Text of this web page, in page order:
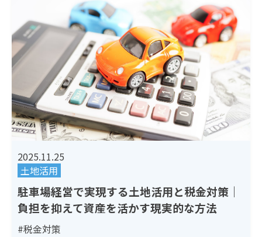
2025.11.25
土地活用
駐車場経営で実現する土地活用と税金対策｜
負担を抑えて資産を活かす現実的な方法
#税金対策